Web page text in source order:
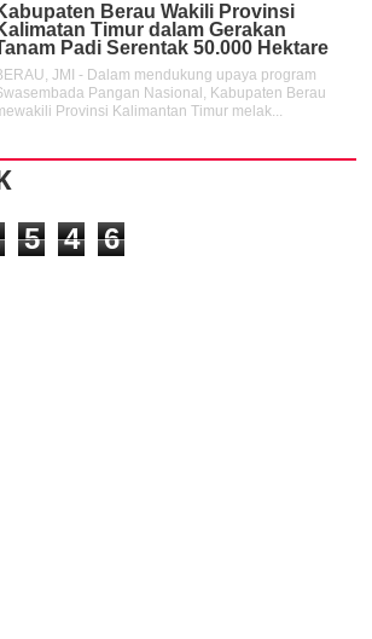
Berau Wakili Provinsi
Timur dalam Gerakan
Padi Serentak 50.000 Hektare
JMI - Dalam mendukung upaya program
Pangan Nasional, Kabupaten Berau
Provinsi Kalimantan Timur melak...
5 4 6